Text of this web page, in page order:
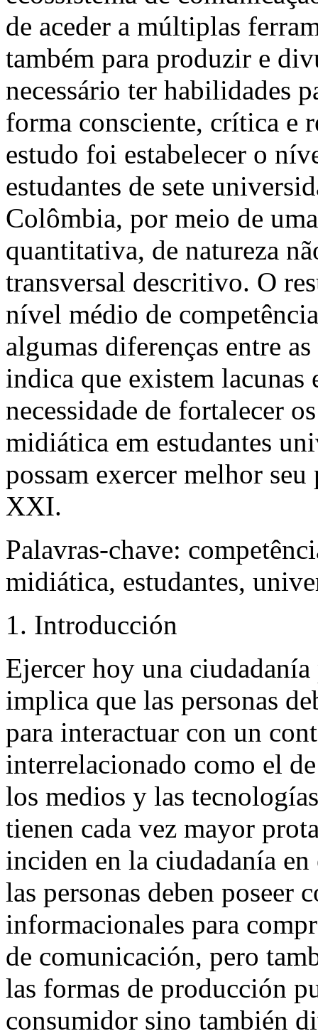
de aceder a múltiplas
também para produzir e
necessário ter habilidades
forma consciente, crítica e
estudo foi estabelecer o
estudantes de sete
Colômbia, por meio de
quantitativa, de natureza
transversal descritivo. O
nível médio de
algumas diferenças entre
indica que existem
necessidade de fortalecer
midiática em estudantes
possam exercer melhor
XXI.
Palavras-chave:
midiática, estudantes,
1. Introducción
Ejercer hoy una
implica que las personas
para interactuar con un
interrelacionado como el
los medios y las
tienen cada vez mayor
inciden en la ciudadanía
las personas deben poseer
informacionales para
de comunicación, pero
las formas de producción
consumidor sino también